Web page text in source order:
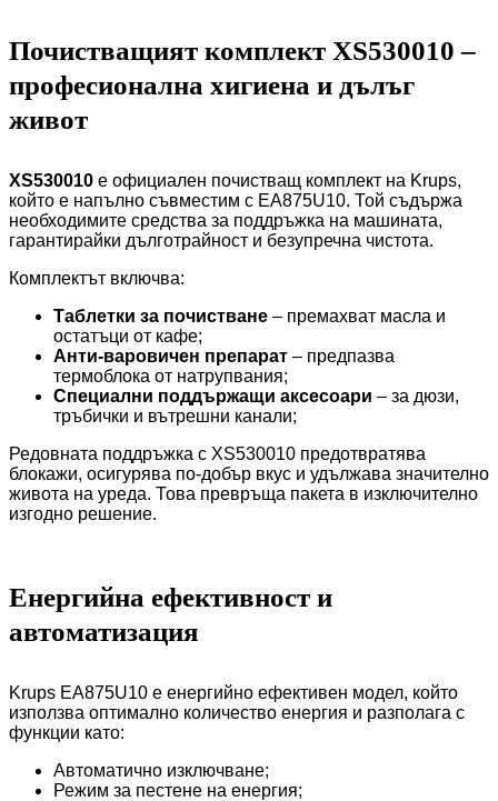
Почистващият комплект XS530010 –
професионална хигиена и дълъг
живот
XS530010 е официален почистващ комплект на Krups,
който е напълно съвместим с EA875U10. Той съдържа
необходимите средства за поддръжка на машината,
гарантирайки дълготрайност и безупречна чистота.
Комплектът включва:
Таблетки за почистване – премахват масла и
остатъци от кафе;
Анти-варовичен препарат – предпазва
термоблока от натрупвания;
Специални поддържащи аксесоари – за дюзи,
тръбички и вътрешни канали;
Редовната поддръжка с XS530010 предотвратява
блокажи, осигурява по-добър вкус и удължава значително
живота на уреда. Това превръща пакета в изключително
изгодно решение.
Енергийна ефективност и
автоматизация
Krups EA875U10 е енергийно ефективен модел, който
използва оптимално количество енергия и разполага с
функции като:
Автоматично изключване;
Режим за пестене на енергия;